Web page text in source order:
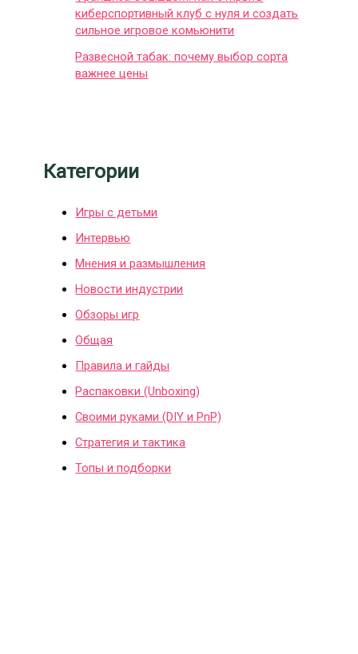
киберспортивный клуб с нуля и создать
сильное игровое комьюнити
Развесной табак: почему выбор сорта
важнее цены
Категории
Игры с детьми
Интервью
Мнения и размышления
Новости индустрии
Обзоры игр
Общая
Правила и гайды
Распаковки (Unboxing)
Своими руками (DIY и PnP)
Стратегия и тактика
Топы и подборки